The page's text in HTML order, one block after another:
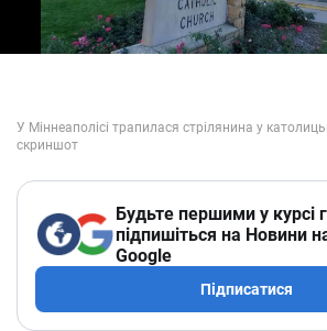
Будьте першими у курсі
підпишіться на Новини
Google
Підписатися